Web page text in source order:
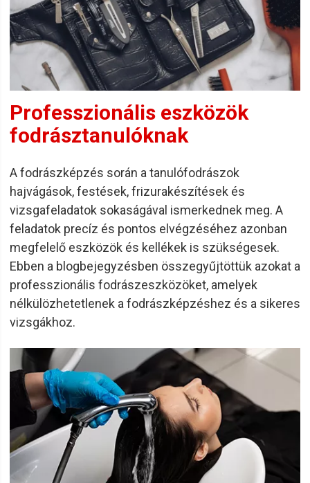
Professzionális eszközök
fodrásztanulóknak
A fodrászképzés során a tanulófodrászok
hajvágások, festések, frizurakészítések és
vizsgafeladatok sokaságával ismerkednek meg. A
feladatok precíz és pontos elvégzéséhez azonban
megfelelő eszközök és kellékek is szükségesek.
Ebben a blogbejegyzésben összegyűjtöttük azokat a
professzionális fodrászeszközöket, amelyek
nélkülözhetetlenek a fodrászképzéshez és a sikeres
vizsgákhoz.